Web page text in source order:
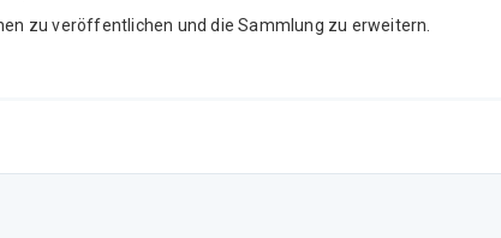
zu veröffentlichen und die Sammlung zu erweitern.